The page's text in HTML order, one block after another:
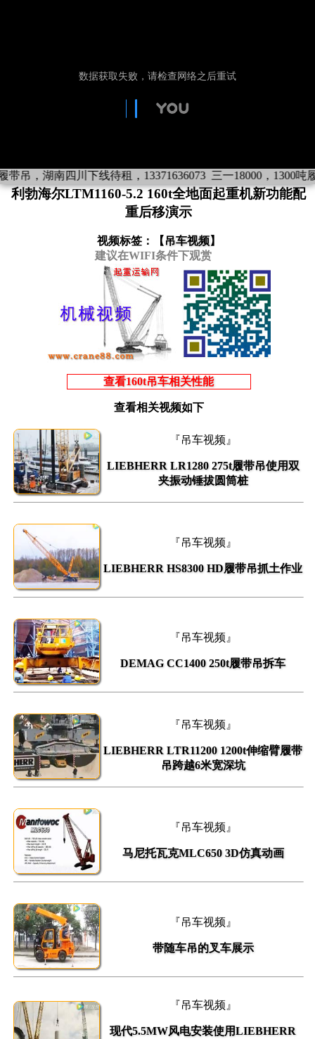
吊，湖南四川下线待租，13371636073 三一18000，1300吨履
利勃海尔LTM1160-5.2 160t全地面起重机新功能配
重后移演示
视频标签：【 吊车视频】
建议在WIFI条件下观赏
查看160t吊车相关性能
查看相关视频如下
『吊车视频』
LIEBHERR LR1280 275t履带吊使用双
夹振动锤拔圆筒桩
『吊车视频』
LIEBHERR HS8300 HD履带吊抓土作业
『吊车视频』
DEMAG CC1400 250t履带吊拆车
『吊车视频』
LIEBHERR LTR11200 1200t伸缩臂履带
吊跨越6米宽深坑
『吊车视频』
马尼托瓦克MLC650 3D仿真动画
『吊车视频』
带随车吊的叉车展示
『吊车视频』
现代5.5MW风电安装使用LIEBHERR